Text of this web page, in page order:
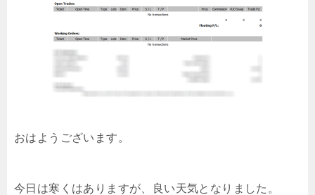
おはようございます。
今日は寒くはありますが、良い天気となりました。